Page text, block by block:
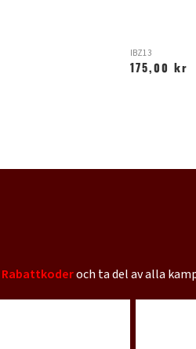
IBZ13
175,00 kr
Rabattkoderoch ta del av alla